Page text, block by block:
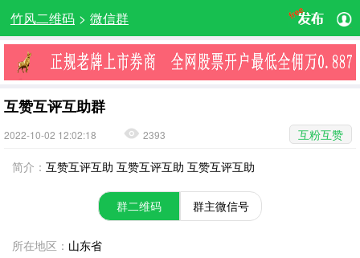
竹风二维码 > 微信群
互赞互评互助群
2022-10-02 12:02:18 2393
互粉互赞
简介： 互赞互评互助 互赞互评互助 互赞互评互助
群二维码 群主微信号
所在地区： 山东省